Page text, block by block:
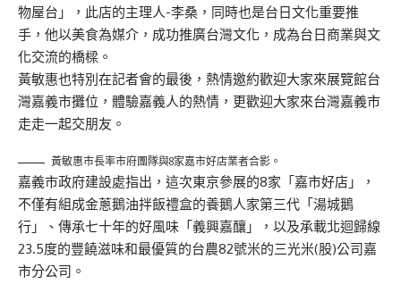
物屋台」，此店的主理人-李桑，同時也是台日文化重要推
手，他以美食為媒介，成功推廣台灣文化，成為台日商業與文
化交流的橋樑。
黃敏惠也特別在記者會的最後，熱情邀約歡迎大家來展覽館台
灣嘉義市攤位，體驗嘉義人的熱情，更歡迎大家來台灣嘉義市
走走一起交朋友。
黃敏惠市長率市府團隊與8家嘉市好店業者合影。
嘉義市政府建設處指出，這次東京參展的8家「嘉市好店」，
不僅有組成金蔥鵝油拌飯禮盒的養鵝人家第三代「湯城鵝
行」、傳承七十年的好風味「義興嘉釀」，以及承載北迴歸線
23.5度的豐饒滋味和最優質的台農82號米的三光米(股)公司嘉
市分公司。